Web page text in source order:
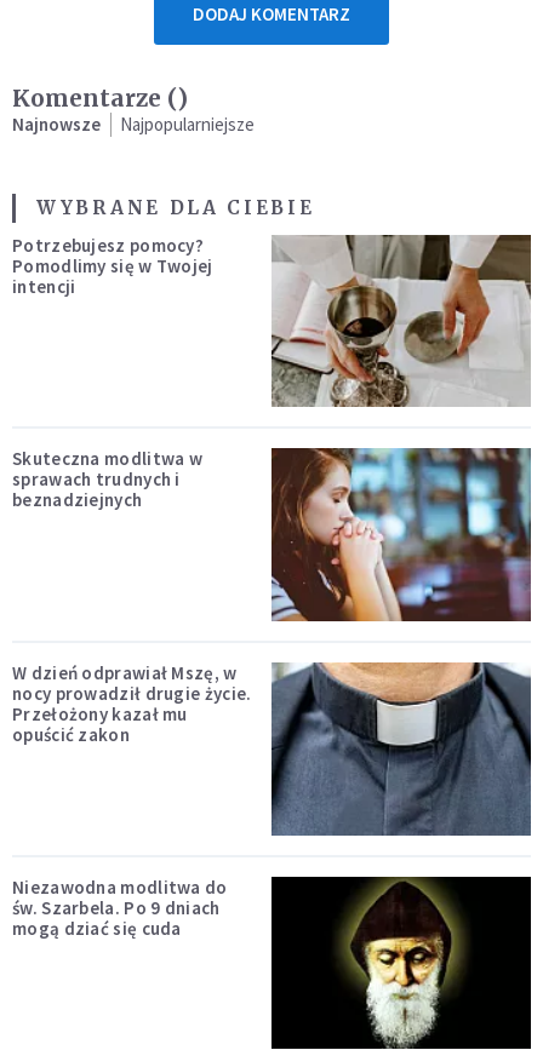
DODAJ KOMENTARZ
Komentarze ()
Najnowsze Najpopularniejsze
WYBRANE DLA CIEBIE
Potrzebujesz pomocy?
Pomodlimy się w Twojej
intencji
Skuteczna modlitwa w
sprawach trudnych i
beznadziejnych
W dzień odprawiał Mszę, w
nocy prowadził drugie życie.
Przełożony kazał mu
opuścić zakon
Niezawodna modlitwa do
św. Szarbela. Po 9 dniach
mogą dziać się cuda